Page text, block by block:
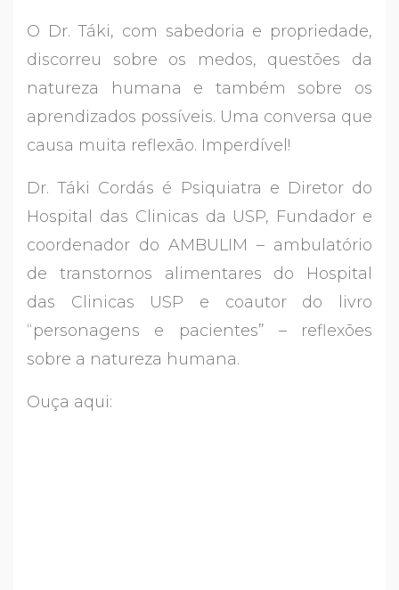
O Dr. Táki, com sabedoria e propriedade,
discorreu sobre os medos, questões da
natureza humana e também sobre os
aprendizados possíveis. Uma conversa que
causa muita reflexão. Imperdível!
Dr. Táki Cordás é Psiquiatra e Diretor do
Hospital das Clinicas da USP, Fundador e
coordenador do AMBULIM – ambulatório
de transtornos alimentares do Hospital
das Clinicas USP e coautor do livro
“personagens e pacientes” – reflexões
sobre a natureza humana.
Ouça aqui: